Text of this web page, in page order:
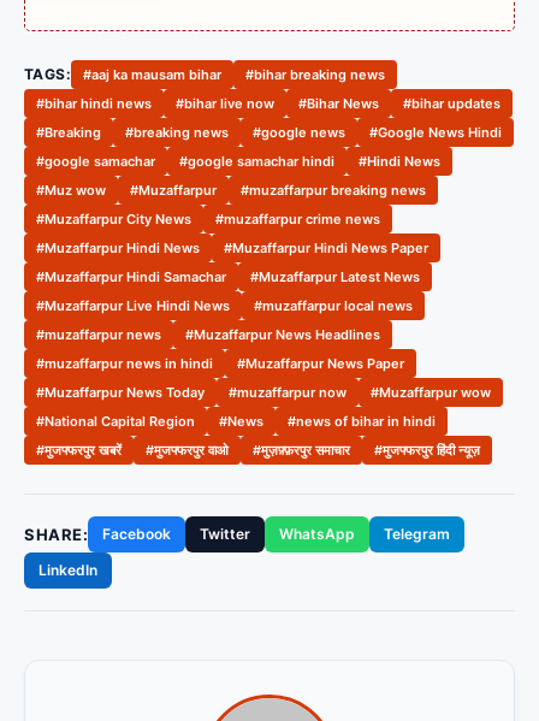
TAGS: #aaj ka mausam bihar
#bihar breaking news
#bihar hindi news
#bihar live now #Bihar News
#bihar updates
#Breaking
#breaking news #google news
#Google News Hindi
#google samachar
#google samachar hindi
#Hindi News
#Muz wow
#Muzaffarpur
#muzaffarpur breaking news
#Muzaffarpur City News
#muzaffarpur crime news
#Muzaffarpur Hindi News
#Muzaffarpur Hindi News Paper
#Muzaffarpur Hindi Samachar
#Muzaffarpur Latest News
#Muzaffarpur Live Hindi News
#muzaffarpur local news
#muzaffarpur news
#Muzaffarpur News Headlines
#muzaffarpur news in hindi
#Muzaffarpur News Paper
#Muzaffarpur News Today
#muzaffarpur now
#Muzaffarpur wow
#National Capital Region
#News
#news of bihar in hindi
#मुजफ्फरपुर खबरें
#मुजफ्फरपुर वाओ #मुज़फ़्फ़रपुर समाचार #मुजफ्फरपुर हिंदी न्यूज़
SHARE: Facebook Twitter WhatsApp
Telegram
LinkedIn